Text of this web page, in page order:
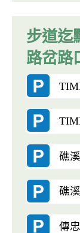
步道迄
路岔路